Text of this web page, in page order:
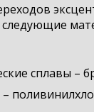
сплавы –